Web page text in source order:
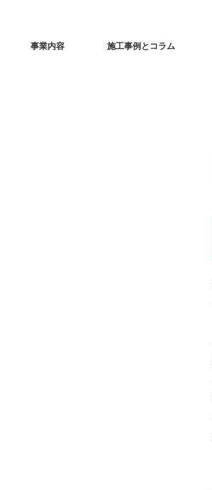
事業内容 施工事例とコラム